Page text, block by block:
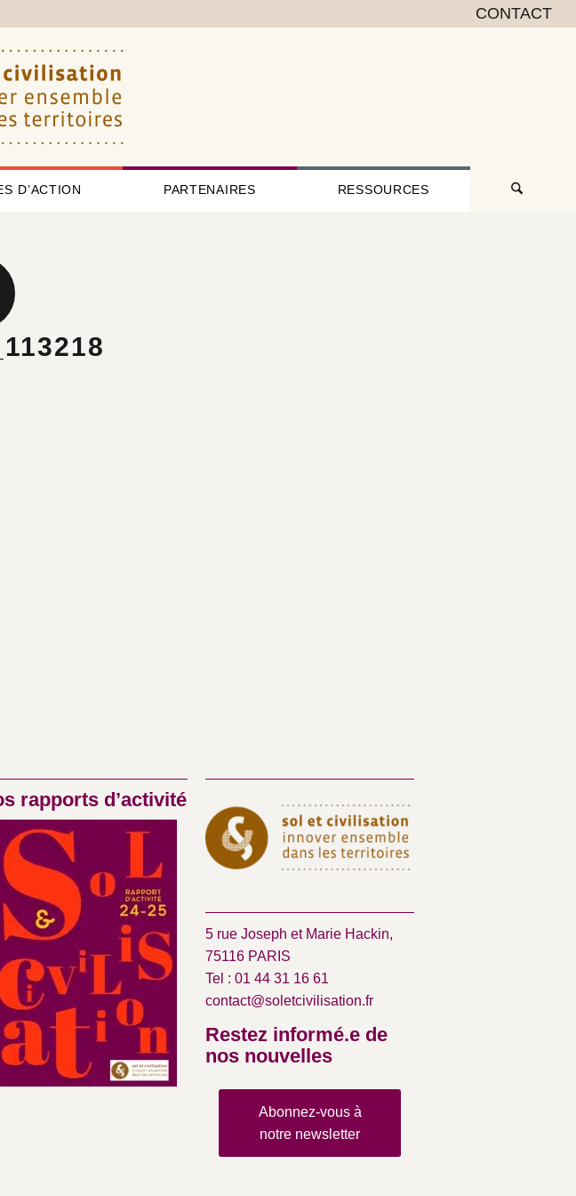
CONTACT
D’ACTION PARTENAIRES RESSOURCES
rapports d’activité
5 rue Joseph et Marie Hackin,
75116 PARIS
Tel : 01 44 31 16 61
contact@soletcivilisation.fr
Restez informé.e de
nos nouvelles
Abonnez-vous à
notre newsletter